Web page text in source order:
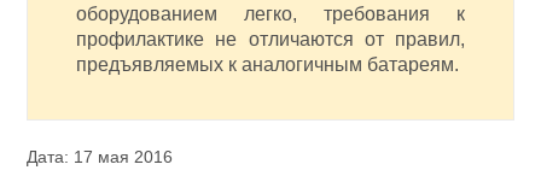
оборудованием легко, требования к
профилактике не отличаются от правил,
предъявляемых к аналогичным батареям.
Дата: 17 мая 2016